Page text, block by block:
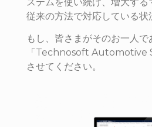
従来の方法で対応している状
もし、皆さまがそのお一人
「Technosoft Automotive
させてください。